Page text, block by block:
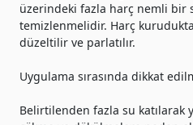
üzerindeki fazla harç nemli bir
temizlenmelidir. Harç
düzeltilir ve parlatılır.
Uygulama sırasında dikkat
Belirtilenden fazla su katılarak